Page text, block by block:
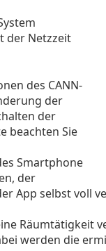
der Netzzeit
des CANN-
der
der
beachten Sie
Smartphone
der
App selbst voll
Räumtätigkeit
werden die